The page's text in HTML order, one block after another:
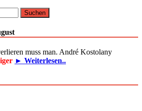
muss man. André Kostolany
► Weiterlesen..